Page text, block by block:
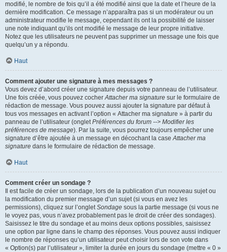
modifié, le nombre de fois qu’il a été modifié ainsi que la date et l’heure de la
dernière modification. Ce message n’apparaîtra pas si un modérateur ou un
administrateur modifie le message, cependant ils ont la possibilité de laisser
une note indiquant qu’ils ont modifié le message de leur propre initiative.
Notez que les utilisateurs ne peuvent pas supprimer un message une fois que
quelqu’un y a répondu.
Haut
Comment ajouter une signature à mes messages ?
Vous devez d’abord créer une signature depuis votre panneau de l’utilisateur.
Une fois créée, vous pouvez cocherAttacher ma signature sur le formulaire de
rédaction de message. Vous pouvez aussi ajouter la signature par défaut à
tous vos messages en activant l’option « Attacher ma signature » à partir du
panneau de l’utilisateur (ongletPréférences du forum --> Modifier les
préférences de message). Par la suite, vous pourrez toujours empêcher une
signature d’être ajoutée à un message en décochant la caseAttacher ma
signature dans le formulaire de rédaction de message.
Haut
Comment créer un sondage ?
Il est facile de créer un sondage, lors de la publication d’un nouveau sujet ou
la modification du premier message d’un sujet (si vous en avez les
permissions), cliquez sur l’ongletSondage sous la partie message (si vous ne
le voyez pas, vous n’avez probablement pas le droit de créer des sondages).
Saisissez le titre du sondage et au moins deux options possibles, saisissez
une option par ligne dans le champ des réponses. Vous pouvez aussi indiquer
le nombre de réponses qu’un utilisateur peut choisir lors de son vote dans
« Option(s) par l’utilisateur », limiter la durée en jours du sondage (mettre « 0 »